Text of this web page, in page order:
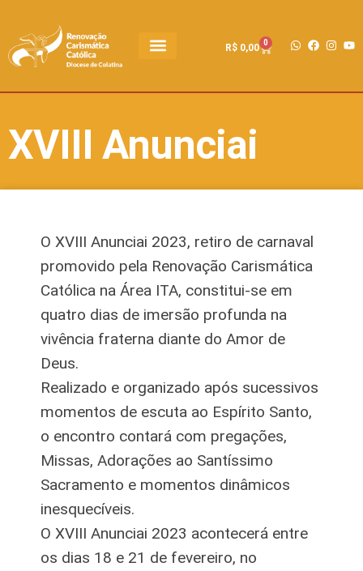
R$0,00 0
XVIII Anunciai
O XVIII Anunciai 2023, retiro de carnaval
promovido pela Renovação Carismática
Católica na Área ITA, constitui-se em
quatro dias de imersão profunda na
vivência fraterna diante do Amor de
Deus.
Realizado e organizado após sucessivos
momentos de escuta ao Espírito Santo,
o encontro contará com pregações,
Missas, Adorações ao Santíssimo
Sacramento e momentos dinâmicos
inesquecíveis.
O XVIII Anunciai 2023 acontecerá entre
os dias 18 e 21 de fevereiro, no